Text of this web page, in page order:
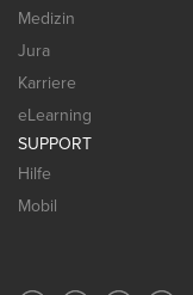
Medizin
Jura
Karriere
eLearning
SUPPORT
Hilfe
Mobil